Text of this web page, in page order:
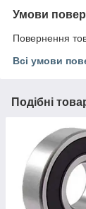
Умови
Повернення
Всі умови
Подібні